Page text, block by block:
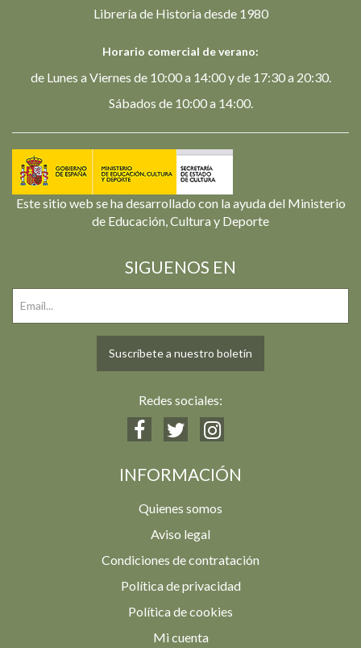
Librería de Historia desde 1980
Horario comercial de verano:
de Lunes a Viernes de 10:00 a 14:00 y de 17:30 a 20:30.
Sábados de 10:00 a 14:00.
Este sitio web se ha desarrollado con la ayuda del Ministerio
de Educación, Cultura y Deporte
SIGUENOS EN
Suscríbete a nuestro boletín
Redes sociales:
INFORMACIÓN
Quienes somos
Aviso legal
Condiciones de contratación
Política de privacidad
Política de cookies
Mi cuenta